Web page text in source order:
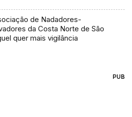
de Nadadores-
da Costa Norte de São
quer mais vigilância
PUB